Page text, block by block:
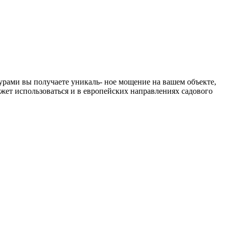
вы получаете уникаль- ное мощение на вашем объекте,
использоваться и в европейских направлениях садового